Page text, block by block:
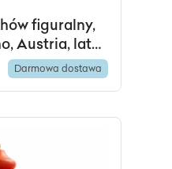
figuralny,
Austria, lata
Darmowa dostawa